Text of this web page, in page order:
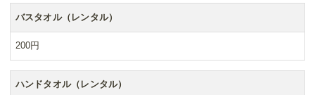
バスタオル（レンタル）
200円
ハンドタオル（レンタル）